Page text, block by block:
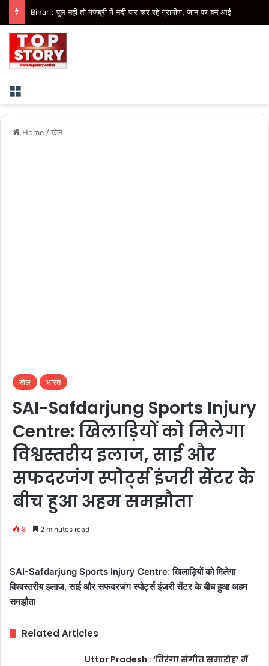
Bihar : पुल नहीं तो मजबूरी में नदी पार कर रहे ग्रामीण, जान पर बन आई
Menu
Home /खेल
खेल भारत
SAI-Safdarjung Sports Injury
Centre: खिलाड़ियों को मिलेगा
विश्वस्तरीय इलाज, साई और
सफदरजंग स्पोर्ट्स इंजरी सेंटर के
बीच हुआ अहम समझौता
8 2 minutes read
SAI-Safdarjung Sports Injury Centre: खिलाड़ियों को मिलेगा
विश्वस्तरीय इलाज, साई और सफदरजंग स्पोर्ट्स इंजरी सेंटर के बीच हुआ अहम
समझौता
Related Articles
Uttar Pradesh : ‘तिरंगा संगीत समारोह’ में